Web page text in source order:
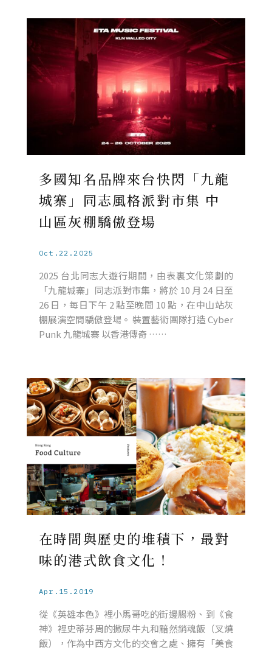
多國知名品牌來台快閃「九龍
城寨」同志風格派對市集 中
山區灰棚驕傲登場
Oct.22.2025
2025 台北同志大遊行期間，由表裏文化策劃的
「九龍城寨」同志派對市集，將於 10 月 24 日至
26 日，每日下午 2 點至晚間 10 點，在中山站灰
棚展演空間驕傲登場。 裝置藝術團隊打造 Cyber
Punk 九龍城寨 以香港傳奇 ……
在時間與歷史的堆積下，最對
味的港式飲食文化！
Apr.15.2019
從《英雄本色》裡小馬哥吃的街邊腸粉、到《食
神》裡史蒂芬周的撒尿牛丸和黯然銷魂飯（叉燒
飯），作為中西方文化的交會之處、擁有「美食